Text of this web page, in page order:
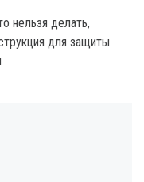
нельзя делать,
для защиты